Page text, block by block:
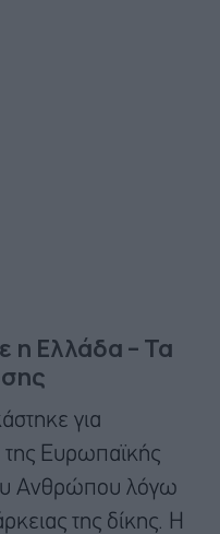
η Ελλάδα – Τα
για
της Ευρωπαϊκής
Ανθρώπου λόγω
της δίκης. Η